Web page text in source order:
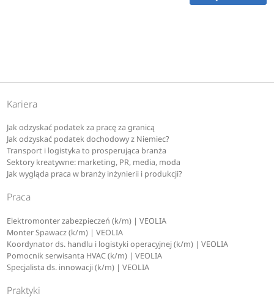
Kariera
Jak odzyskać podatek za pracę za granicą
Jak odzyskać podatek dochodowy z Niemiec?
Transport i logistyka to prosperująca branża
Sektory kreatywne: marketing, PR, media, moda
Jak wygląda praca w branży inżynierii i produkcji?
Praca
Elektromonter zabezpieczeń (k/m) | VEOLIA
Monter Spawacz (k/m) | VEOLIA
Koordynator ds. handlu i logistyki operacyjnej (k/m) | VEOLIA
Pomocnik serwisanta HVAC (k/m) | VEOLIA
Specjalista ds. innowacji (k/m) | VEOLIA
Praktyki